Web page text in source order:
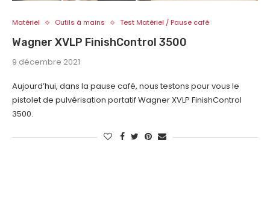
Matériel Outils à mains Test Matériel / Pause café
Wagner XVLP FinishControl 3500
9 décembre 2021
Aujourd’hui, dans la pause café, nous testons pour vous le
pistolet de pulvérisation portatif Wagner XVLP FinishControl
3500.